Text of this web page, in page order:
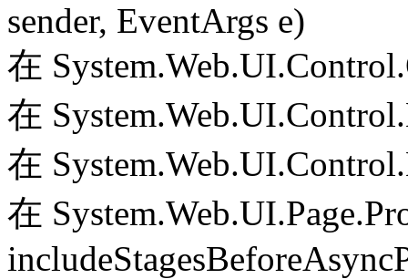
sender, EventArgs e)
在
在
在
在